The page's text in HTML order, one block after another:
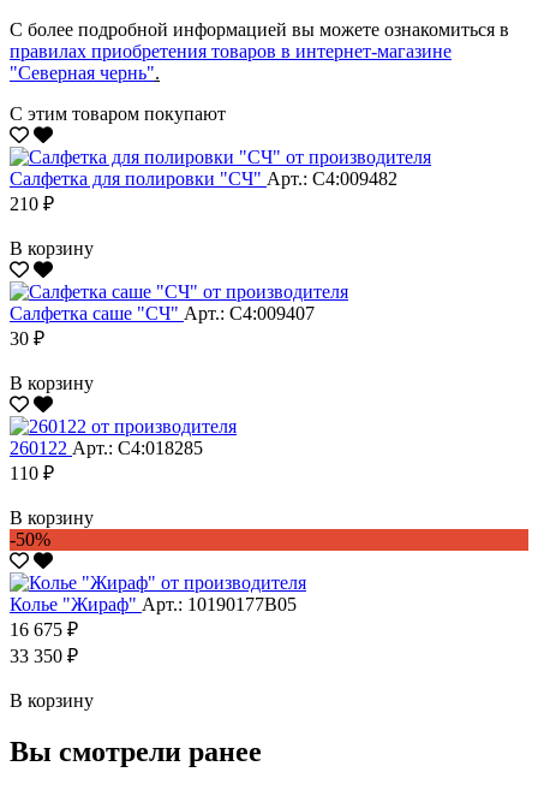
С более подробной информацией вы можете ознакомиться в
правилах приобретения товаров в интернет-магазине
"Северная чернь".
С этим товаром покупают
Салфетка для полировки "CЧ" Арт.: С4:009482
210 ₽
В корзину
Салфетка саше "CЧ" Арт.: С4:009407
30 ₽
В корзину
260122 Арт.: С4:018285
110 ₽
В корзину
-50%
Колье "Жираф" Арт.: 10190177В05
16 675 ₽
33 350 ₽
В корзину
Вы смотрели ранее